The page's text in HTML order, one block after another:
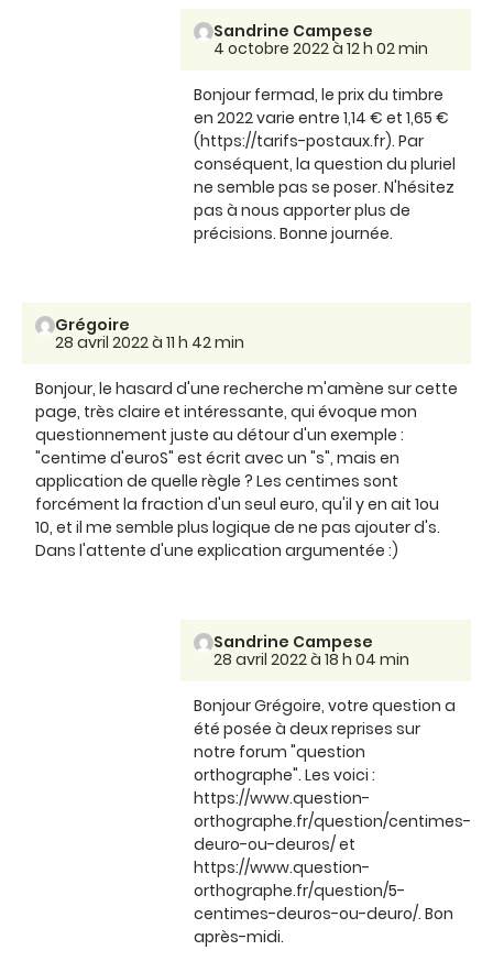
Sandrine Campese
4 octobre 2022 à 12 h 02 min
Bonjour fermad, le prix du timbre
en 2022 varie entre 1,14 € et 1,65 €
(https://tarifs-postaux.fr). Par
conséquent, la question du pluriel
ne semble pas se poser. N'hésitez
pas à nous apporter plus de
précisions. Bonne journée.
Grégoire
28 avril 2022 à 11 h 42 min
Bonjour, le hasard d'une recherche m'amène sur cette
page, très claire et intéressante, qui évoque mon
questionnement juste au détour d'un exemple :
"centime d'euroS" est écrit avec un "s", mais en
application de quelle règle ? Les centimes sont
forcément la fraction d'un seul euro, qu'il y en ait 1ou
10, et il me semble plus logique de ne pas ajouter d's.
Dans l'attente d'une explication argumentée :)
Sandrine Campese
28 avril 2022 à 18 h 04 min
Bonjour Grégoire, votre question a
été posée à deux reprises sur
notre forum "question
orthographe". Les voici :
https://www.question-
orthographe.fr/question/centimes-
deuro-ou-deuros/ et
https://www.question-
orthographe.fr/question/5-
centimes-deuros-ou-deuro/. Bon
après-midi.